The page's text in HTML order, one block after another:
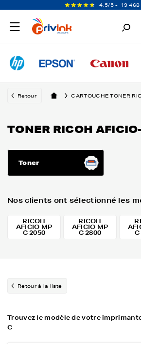
4,5/5 - 19
Retour CARTOUCHE TONER
TONER RICOH
Toner
Nos clients ont sélectionné les
RICOH
AFICIO MP
C 2050
RICOH
AFICIO MP
C 2800 C
Retour à la liste
Trouvez le modèle de votre
C